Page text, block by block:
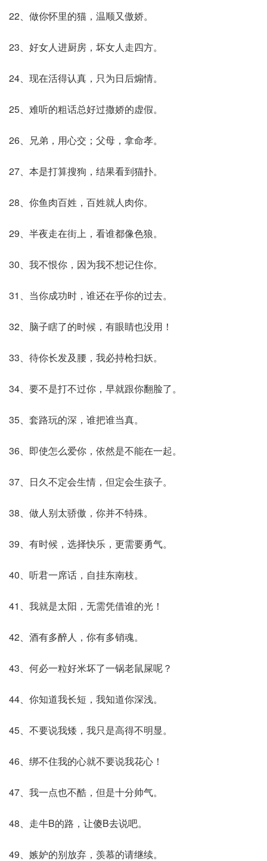
22、做你怀里的猫，温顺又傲娇。
23、好女人进厨房，坏女人走四方。
24、现在活得认真，只为日后煽情。
25、难听的粗话总好过撒娇的虚假。
26、兄弟，用心交；父母，拿命孝。
27、本是打算搜狗，结果看到猫扑。
28、你鱼肉百姓，百姓就人肉你。
29、半夜走在街上，看谁都像色狼。
30、我不恨你，因为我不想记住你。
31、当你成功时，谁还在乎你的过去。
32、脑子瞎了的时候，有眼睛也没用！
33、待你长发及腰，我必持枪扫妖。
34、要不是打不过你，早就跟你翻脸了。
35、套路玩的深，谁把谁当真。
36、即使怎么爱你，依然是不能在一起。
37、日久不定会生情，但定会生孩子。
38、做人别太骄傲，你并不特殊。
39、有时候，选择快乐，更需要勇气。
40、听君一席话，自挂东南枝。
41、我就是太阳，无需凭借谁的光！
42、酒有多醉人，你有多销魂。
43、何必一粒好米坏了一锅老鼠屎呢？
44、你知道我长短，我知道你深浅。
45、不要说我矮，我只是高得不明显。
46、绑不住我的心就不要说我花心！
47、我一点也不酷，但是十分帅气。
48、走牛B的路，让傻B去说吧。
49、嫉妒的别放弃，羡慕的请继续。